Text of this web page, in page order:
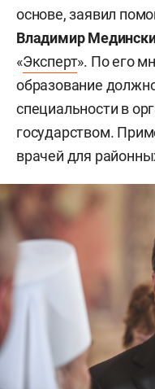
основе, заявил
Владимир
«Эксперт». По его
образование
специальности в
государством.
врачей для